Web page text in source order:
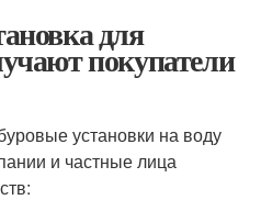
для
покупатели
установки на воду
и частные лица